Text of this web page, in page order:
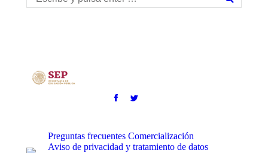
Preguntas frecuentes Comercialización
Aviso de privacidad y tratamiento de datos